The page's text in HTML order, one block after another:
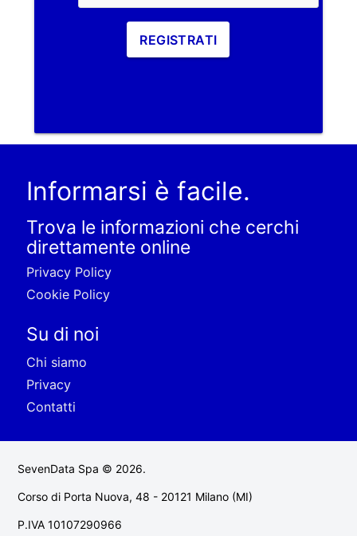
REGISTRATI
Informarsi è facile.
Trova le informazioni che cerchi
direttamente online
Privacy Policy
Cookie Policy
Su di noi
Chi siamo
Privacy
Contatti
SevenData Spa © 2026.
Corso di Porta Nuova, 48 - 20121 Milano (MI)
P.IVA 10107290966